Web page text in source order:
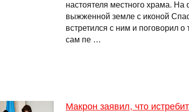
настоятеля местного храма.
выжженной земле с иконой
встретился с ним и поговорил о
сам пе …
Макрон заявил, что